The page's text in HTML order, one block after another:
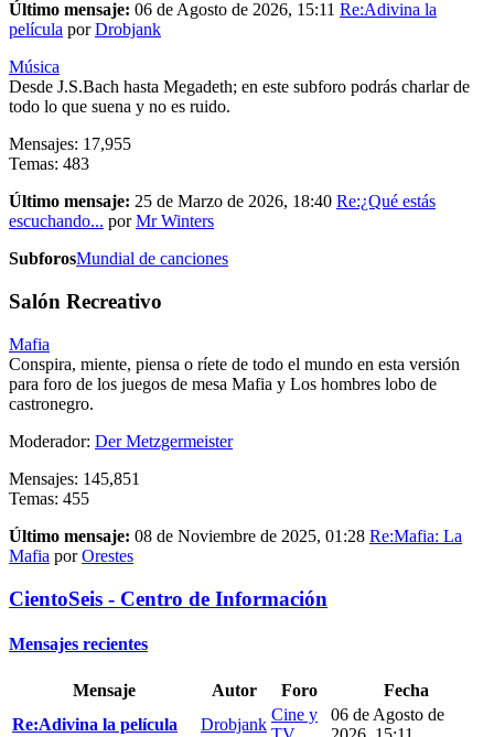
Último mensaje: 06 de Agosto de 2026, 15:11 Re:Adivina la
película porDrobjank
Música
Desde J.S.Bach hasta Megadeth; en este subforo podrás charlar de
todo lo que suena y no es ruido.
Mensajes: 17,955
Temas: 483
Último mensaje: 25 de Marzo de 2026, 18:40 Re:¿Qué estás
escuchando... porMr Winters
SubforosMundial de canciones
Salón Recreativo
Mafia
Conspira, miente, piensa o ríete de todo el mundo en esta versión
para foro de los juegos de mesa Mafia y Los hombres lobo de
castronegro.
Moderador: Der Metzgermeister
Mensajes: 145,851
Temas: 455
Último mensaje: 08 de Noviembre de 2025, 01:28 Re:Mafia: La
Mafia porOrestes
CientoSeis - Centro de Información
Mensajes recientes
Mensaje Autor Foro
Fecha
Re:Adivina la película
Drobjank
Cine y
06 de Agosto de